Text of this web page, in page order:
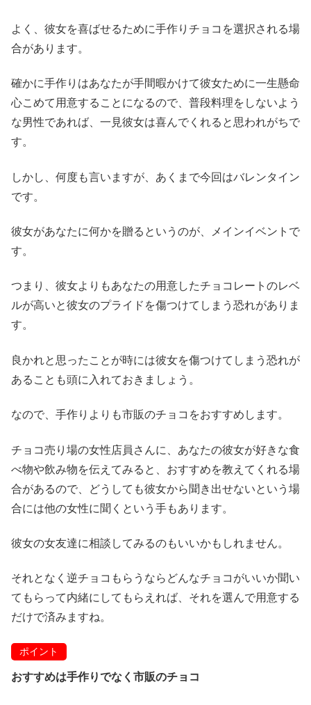
よく、彼女を喜ばせるために手作りチョコを選択される場
合があります。
確かに手作りはあなたが手間暇かけて彼女ために一生懸命
心こめて用意することになるので、普段料理をしないよう
な男性であれば、一見彼女は喜んでくれると思われがちで
す。
しかし、何度も言いますが、あくまで今回はバレンタイン
です。
彼女があなたに何かを贈るというのが、メインイベントで
す。
つまり、彼女よりもあなたの用意したチョコレートのレベ
ルが高いと彼女のプライドを傷つけてしまう恐れがありま
す。
良かれと思ったことが時には彼女を傷つけてしまう恐れが
あることも頭に入れておきましょう。
なので、手作りよりも市販のチョコをおすすめします。
チョコ売り場の女性店員さんに、あなたの彼女が好きな食
べ物や飲み物を伝えてみると、おすすめを教えてくれる場
合があるので、どうしても彼女から聞き出せないという場
合には他の女性に聞くという手もあります。
彼女の女友達に相談してみるのもいいかもしれません。
それとなく逆チョコもらうならどんなチョコがいいか聞い
てもらって内緒にしてもらえれば、それを選んで用意する
だけで済みますね。
ポイント
おすすめは手作りでなく市販のチョコ